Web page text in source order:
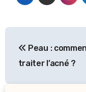
de
l’article
Peau :
traiter l’acné ?